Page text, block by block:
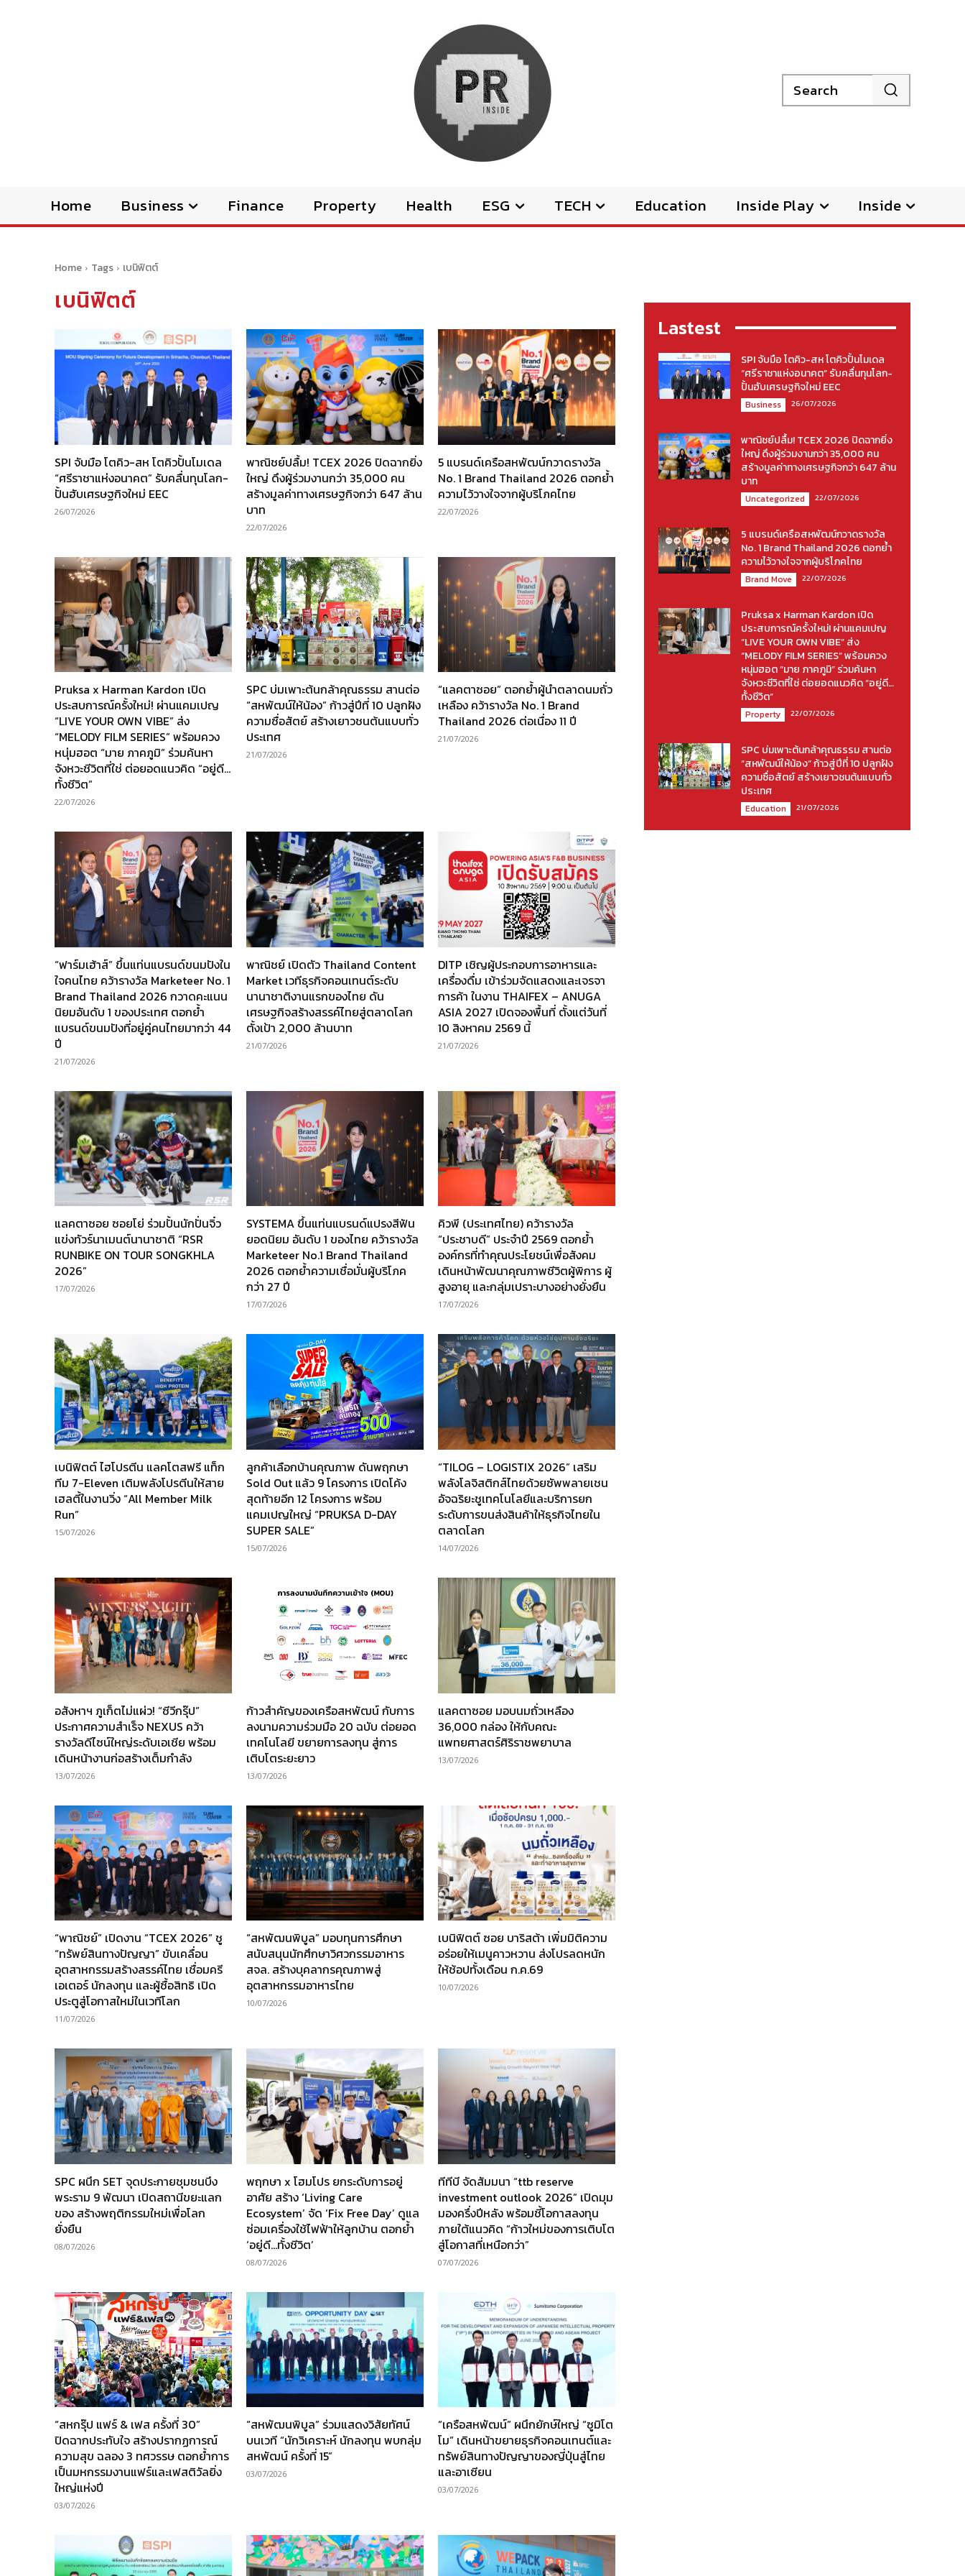
Search
Home Business Finance Property Health ESG TECH Education Inside Play Inside
Home Tags เบนิฟิตต์
เบนิฟิตต์
SPI จับมือ โตคิว-สห โตคิวปั้นโมเดล
“ศรีราชาแห่งอนาคต” รับคลื่นทุนโลก-
ปั้นฮับเศรษฐกิจใหม่ EEC
26/07/2026
พาณิชย์ปลื้ม! TCEX 2026 ปิดฉากยิ่ง
ใหญ่ ดึงผู้ร่วมงานกว่า 35,000 คน
สร้างมูลค่าทางเศรษฐกิจกว่า 647 ล้าน
บาท
22/07/2026
5 แบรนด์เครือสหพัฒน์กวาดรางวัล
No. 1 Brand Thailand 2026 ตอกย้ำ
ความไว้วางใจจากผู้บริโภคไทย
22/07/2026
Pruksa x Harman Kardon เปิด
ประสบการณ์ครั้งใหม่! ผ่านแคมเปญ
“LIVE YOUR OWN VIBE” ส่ง
“MELODY FILM SERIES” พร้อมควง
หนุ่มฮอต “มาย ภาคภูมิ” ร่วมค้นหา
จังหวะชีวิตที่ใช่ ต่อยอดแนวคิด “อยู่ดี…
ทั้งชีวิต”
22/07/2026
SPC บ่มเพาะต้นกล้าคุณธรรม สานต่อ
“สหพัฒน์ให้น้อง” ก้าวสู่ปีที่ 10 ปลูกฝัง
ความซื่อสัตย์ สร้างเยาวชนต้นแบบทั่ว
ประเทศ
21/07/2026
“แลคตาซอย” ตอกย้ำผู้นำตลาดนมถั่ว
เหลือง คว้ารางวัล No. 1 Brand
Thailand 2026 ต่อเนื่อง 11 ปี
21/07/2026
“ฟาร์มเฮ้าส์” ขึ้นแท่นแบรนด์ขนมปังใน
ใจคนไทย คว้ารางวัล Marketeer No. 1
Brand Thailand 2026 กวาดคะแนน
นิยมอันดับ 1 ของประเทศ ตอกย้ำ
แบรนด์ขนมปังที่อยู่คู่คนไทยมากว่า 44
ปี
21/07/2026
พาณิชย์ เปิดตัว Thailand Content
Market เวทีธุรกิจคอนเทนต์ระดับ
นานาชาติงานแรกของไทย ดัน
เศรษฐกิจสร้างสรรค์ไทยสู่ตลาดโลก
ตั้งเป้า 2,000 ล้านบาท
21/07/2026
DITP เชิญผู้ประกอบการอาหารและ
เครื่องดื่ม เข้าร่วมจัดแสดงและเจรจา
การค้า ในงาน THAIFEX – ANUGA
ASIA 2027 เปิดจองพื้นที่ ตั้งแต่วันที่
10 สิงหาคม 2569 นี้
21/07/2026
แลคตาซอย ซอยโย่ ร่วมปั้นนักปั่นจิ๋ว
แข่งทัวร์นาเมนต์นานาชาติ “RSR
RUNBIKE ON TOUR SONGKHLA
2026”
17/07/2026
SYSTEMA ขึ้นแท่นแบรนด์แปรงสีฟัน
ยอดนิยม อันดับ 1 ของไทย คว้ารางวัล
Marketeer No.1 Brand Thailand
2026 ตอกย้ำความเชื่อมั่นผู้บริโภค
กว่า 27 ปี
17/07/2026
คิวพี (ประเทศไทย) คว้ารางวัล
“ประชาบดี” ประจำปี 2569 ตอกย้ำ
องค์กรที่ทำคุณประโยชน์เพื่อสังคม
เดินหน้าพัฒนาคุณภาพชีวิตผู้พิการ ผู้
สูงอายุ และกลุ่มเปราะบางอย่างยั่งยืน
17/07/2026
เบนิฟิตต์ ไฮโปรตีน แลคโตสฟรี แท็ก
ทีม 7-Eleven เติมพลังโปรตีนให้สาย
เฮลตี้ในงานวิ่ง “All Member Milk
Run”
15/07/2026
ลูกค้าเลือกบ้านคุณภาพ ดันพฤกษา
Sold Out แล้ว 9 โครงการ เปิดโค้ง
สุดท้ายอีก 12 โครงการ พร้อม
แคมเปญใหญ่ “PRUKSA D-DAY
SUPER SALE”
15/07/2026
“TILOG – LOGISTIX 2026” เสริม
พลังโลจิสติกส์ไทยด้วยซัพพลายเชน
อัจฉริยะชูเทคโนโลยีและบริการยก
ระดับการขนส่งสินค้าให้ธุรกิจไทยใน
ตลาดโลก
14/07/2026
อสังหาฯ ภูเก็ตไม่แผ่ว! “ซีวีกรุ๊ป”
ประกาศความสำเร็จ NEXUS คว้า
รางวัลดีไซน์ใหญ่ระดับเอเชีย พร้อม
เดินหน้างานก่อสร้างเต็มกำลัง
13/07/2026
ก้าวสำคัญของเครือสหพัฒน์ กับการ
ลงนามความร่วมมือ 20 ฉบับ ต่อยอด
เทคโนโลยี ขยายการลงทุน สู่การ
เติบโตระยะยาว
13/07/2026
แลคตาซอย มอบนมถั่วเหลือง
36,000 กล่อง ให้กับคณะ
แพทยศาสตร์ศิริราชพยาบาล
13/07/2026
“พาณิชย์” เปิดงาน “TCEX 2026” ชู
“ทรัพย์สินทางปัญญา” ขับเคลื่อน
อุตสาหกรรมสร้างสรรค์ไทย เชื่อมครี
เอเตอร์ นักลงทุน และผู้ซื้อสิทธิ เปิด
ประตูสู่โอกาสใหม่ในเวทีโลก
11/07/2026
“สหพัฒนพิบูล” มอบทุนการศึกษา
สนับสนุนนักศึกษาวิศวกรรมอาหาร
สจล. สร้างบุคลากรคุณภาพสู่
อุตสาหกรรมอาหารไทย
10/07/2026
เบนิฟิตต์ ซอย บาริสต้า เพิ่มมิติความ
อร่อยให้เมนูคาวหวาน ส่งโปรลดหนัก
ให้ช้อปทั้งเดือน ก.ค.69
10/07/2026
SPC ผนึก SET จุดประกายชุมชนบึง
พระราม 9 พัฒนา เปิดสถานีขยะแลก
ของ สร้างพฤติกรรมใหม่เพื่อโลก
ยั่งยืน
08/07/2026
พฤกษา x โฮมโปร ยกระดับการอยู่
อาศัย สร้าง ‘Living Care
Ecosystem’ จัด ‘Fix Free Day’ ดูแล
ซ่อมเครื่องใช้ไฟฟ้าให้ลูกบ้าน ตอกย้ำ
‘อยู่ดี…ทั้งชีวิต’
08/07/2026
ทีทีบี จัดสัมมนา “ttb reserve
investment outlook 2026” เปิดมุม
มองครึ่งปีหลัง พร้อมชี้โอกาสลงทุน
ภายใต้แนวคิด “ก้าวใหม่ของการเติบโต
สู่โอกาสที่เหนือกว่า”
07/07/2026
“สหกรุ๊ป แฟร์ & เฟส ครั้งที่ 30”
ปิดฉากประทับใจ สร้างปรากฏการณ์
ความสุข ฉลอง 3 ทศวรรษ ตอกย้ำการ
เป็นมหกรรมงานแฟร์และเฟสติวัลยิ่ง
ใหญ่แห่งปี
03/07/2026
“สหพัฒนพิบูล” ร่วมแสดงวิสัยทัศน์
บนเวที “นักวิเคราะห์ นักลงทุน พบกลุ่ม
สหพัฒน์ ครั้งที่ 15”
03/07/2026
“เครือสหพัฒน์” ผนึกยักษ์ใหญ่ “ซูมิโต
โม” เดินหน้าขยายธุรกิจคอนเทนต์และ
ทรัพย์สินทางปัญญาของญี่ปุ่นสู่ไทย
และอาเซียน
03/07/2026
Lastest
SPI จับมือ โตคิว-สห โตคิวปั้นโมเดล
“ศรีราชาแห่งอนาคต” รับคลื่นทุนโลก-
ปั้นฮับเศรษฐกิจใหม่ EEC
Business 26/07/2026
พาณิชย์ปลื้ม! TCEX 2026 ปิดฉากยิ่ง
ใหญ่ ดึงผู้ร่วมงานกว่า 35,000 คน
สร้างมูลค่าทางเศรษฐกิจกว่า 647 ล้าน
บาท
Uncategorized 22/07/2026
5 แบรนด์เครือสหพัฒน์กวาดรางวัล
No. 1 Brand Thailand 2026 ตอกย้ำ
ความไว้วางใจจากผู้บริโภคไทย
Brand Move 22/07/2026
Pruksa x Harman Kardon เปิด
ประสบการณ์ครั้งใหม่! ผ่านแคมเปญ
“LIVE YOUR OWN VIBE” ส่ง
“MELODY FILM SERIES” พร้อมควง
หนุ่มฮอต “มาย ภาคภูมิ” ร่วมค้นหา
จังหวะชีวิตที่ใช่ ต่อยอดแนวคิด “อยู่ดี…
ทั้งชีวิต”
Property 22/07/2026
SPC บ่มเพาะต้นกล้าคุณธรรม สานต่อ
“สหพัฒน์ให้น้อง” ก้าวสู่ปีที่ 10 ปลูกฝัง
ความซื่อสัตย์ สร้างเยาวชนต้นแบบทั่ว
ประเทศ
Education 21/07/2026